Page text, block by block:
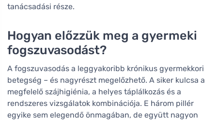
tanácsadási része.
Hogyan előzzük meg a gyermeki
fogszuvasodást?
A fogszuvasodás a leggyakoribb krónikus gyermekkori
betegség – és nagyrészt megelőzhető. A siker kulcsa a
megfelelő szájhigiénia, a helyes táplálkozás és a
rendszeres vizsgálatok kombinációja. E három pillér
egyike sem elegendő önmagában, de együtt nagyon